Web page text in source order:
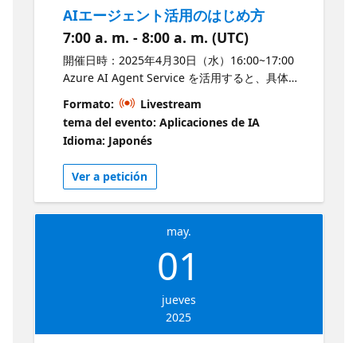
報告ください。なお、Microsoftは、必要に応じ
て、Reactorイベントへの参加をお断りする、ま
たは途中で退場いただく権利を有します。
負荷分散などの重要なポイントについても触
れ、安定した AI アプリの運用を実現するための
ベストプラクティスをご紹介します。AI を活用
したアプリ開発に関心のある方や、クラウド環
境での最適な運用方法を知りたい方にとって、
実践的な知識を得られる貴重な機会となりま
す。ぜひご参加ください。 <Microsoft Reactor
倫理規定> Microsoftは、世界中のすべての人と
ることを使命としています。その一環として、
Microsoft Reactorのイベントでは、すべての参
加者にとって尊重され、安心できる、プロフェ
ッショナルな環境を提供することを目指してい
年齢、人種、宗教を問わず、すべての方に公平
な体験を提供することを大切にしており、嫌が
らせや他者を貶めるような行為は一切容認しま
せん。すべての参加者は、この基準を理解し、
遵守する責任があります。また、誰もが安心し
AIエージェント活用のはじめ方
7:00 a. m. - 8:00 a. m. (UTC)
開催日時：2025年4月30日（水）16:00~17:00
Azure AI Agent Service を活用すると、具体的
な手順を細かく決めることなく、目標を設定す
るだけで自律的にタスクを達成するソフトウェ
アを構築できます。従来のルールベースの自動
化では対応が難しかった複雑な業務プロセス
も、柔軟かつ効率的に自動化できる強力なツー
ルです。 本サービスは、自然言語処理や意思決
定アルゴリズムを活用し、データ分析、顧客対
応、業務プロセスの最適化など、多岐にわたる
用途に対応可能です。また、既存のシステムと
シームレスに連携し、スケーラブルなソリュー
ションを提供します。 このセッションでは、
法、具体的な導入手順までを解説し、実際の成
功事例もご紹介します。業務の効率化や自動化
Formato:
Livestream
tema del evento: Aplicaciones de IA
Idioma: Japonés
Ver a petición
may.
01
jueves
2025